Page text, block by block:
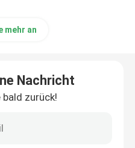
mehr an
Nachricht
zurück!